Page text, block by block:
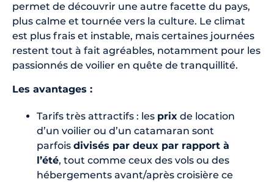
permet de découvrir une autre facette du pays,
plus calme et tournée vers la culture. Le climat
est plus frais et instable, mais certaines journées
restent tout à fait agréables, notamment pour les
passionnés de voilier en quête de tranquillité.
Les avantages :
Tarifs très attractifs : les prix de location
d’un voilier ou d’un catamaran sont
parfois divisés par deux par rapport à
l’été, tout comme ceux des vols ou des
hébergements avant/après croisière ce